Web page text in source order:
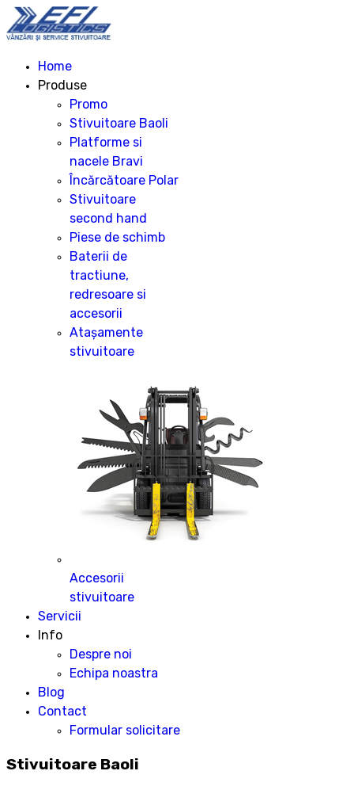
Home
Produse
Promo
Stivuitoare Baoli
Platforme si
nacele Bravi
Încărcătoare Polar
Stivuitoare
second hand
Piese de schimb
Baterii de
tractiune,
redresoare si
accesorii
Atașamente
stivuitoare
Accesorii
stivuitoare
Servicii
Info
Despre noi
Echipa noastra
Blog
Contact
Formular solicitare
Stivuitoare Baoli